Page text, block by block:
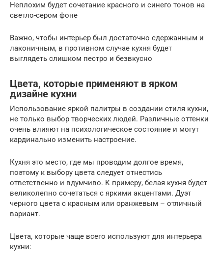
Неплохим будет сочетание красного и синего тонов на
светло-сером фоне
Важно, чтобы интерьер был достаточно сдержанным и
лаконичным, в противном случае кухня будет
выглядеть слишком пестро и безвкусно
Цвета, которые применяют в ярком
дизайне кухни
Использование яркой палитры в создании стиля кухни,
не только выбор творческих людей. Различные оттенки
очень влияют на психологическое состояние и могут
кардинально изменить настроение.
Кухня это место, где мы проводим долгое время,
поэтому к выбору цвета следует отнестись
ответственно и вдумчиво. К примеру, белая кухня будет
великолепно сочетаться с яркими акцентами. Дуэт
черного цвета с красным или оранжевым – отличный
вариант.
Цвета, которые чаще всего используют для интерьера
кухни: